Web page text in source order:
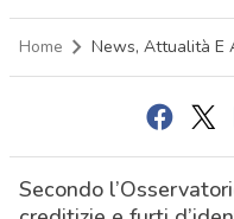
Home News, Attualità E
Secondo